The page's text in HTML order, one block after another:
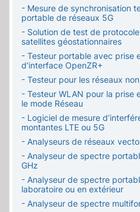
- Mesure de synchronisation
portable de réseaux 5G
- Solution de test de
satellites géostationnaires
- Testeur portable avec prise
d’interface OpenZR+
- Testeur pour les réseaux
- Testeur WLAN pour la prise
le mode Réseau
- Logiciel de mesure
montantes LTE ou 5G
- Analyseurs de réseaux
- Analyseur de spectre
GHz
- Analyseur de spectre
laboratoire ou en extérieur
- Analyseur de spectre